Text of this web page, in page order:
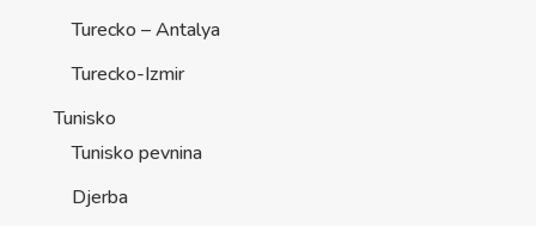
Turecko – Antalya
Turecko-Izmir
Tunisko
Tunisko pevnina
Djerba